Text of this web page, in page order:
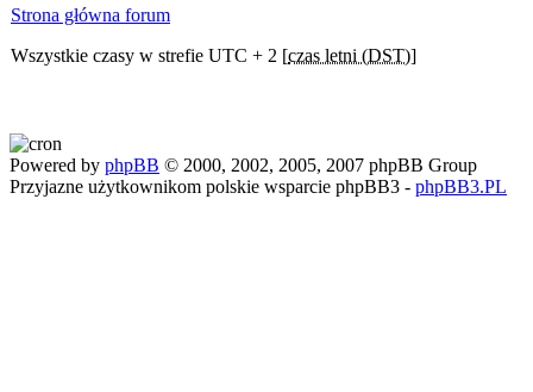
Strona główna forum
Wszystkie czasy w strefie UTC + 2 [czas letni (DST)]
Powered by phpBB © 2000, 2002, 2005, 2007 phpBB Group
Przyjazne użytkownikom polskie wsparcie phpBB3 - phpBB3.PL